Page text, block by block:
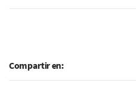
Compartir en: